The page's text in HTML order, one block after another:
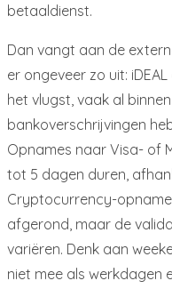
betaaldienst.
Dan vangt aan de
er ongeveer zo uit:
het vlugst, vaak al binnen
bankoverschrijvingen
Opnames naar Visa- of
tot 5 dagen duren,
Cryptocurrency-
afgerond, maar de
variëren. Denk aan
niet mee als werkdagen